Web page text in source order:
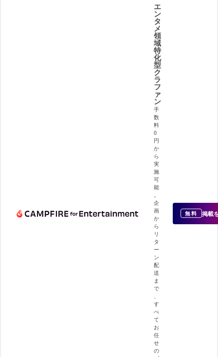
エ
ン
タ
メ
領
域
特
化
型
ク
ラ
フ
ァ
ン
手
数
料
0
円
か
ら
実
施
可
能
企
画
か
ら
リ
タ
ー
ン
配
送
ま
で
す
べ
て
お
任
せ
の
無料 掲載